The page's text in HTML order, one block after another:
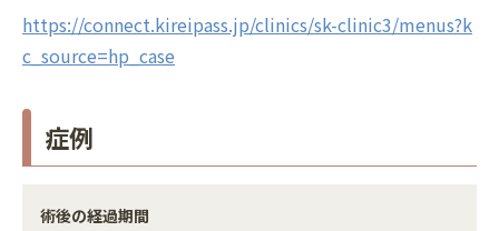
https://connect.kireipass.jp/clinics/sk-clinic3/menus?k
c_source=hp_case
症例
術後の経過期間